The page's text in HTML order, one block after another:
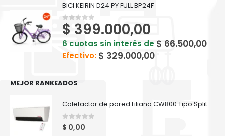
BICI KEIRIN D24 PY FULL BP24F
0out of 5
$ 399.000,00
6 cuotas sin interés de $ 66.500,00
Efectivo: $ 329.000,00
MEJOR RANKEADOS
Calefactor de pared Liliana CW800 Tipo Split Con Turbina Confortroom
0 out of 5
$ 0,00